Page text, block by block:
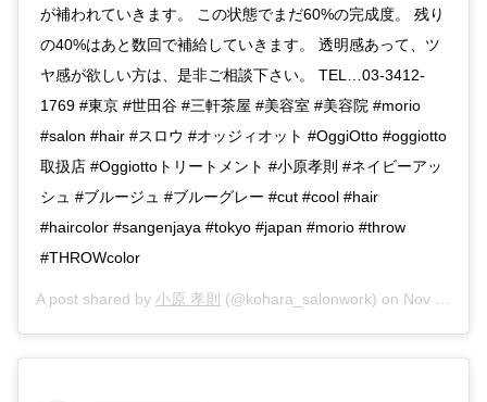
が補われていきます。 この状態でまだ60%の完成度。 残り
の40%はあと数回で補給していきます。 透明感あって、ツ
ヤ感が欲しい方は、是非ご相談下さい。 TEL…03-3412-
1769 #東京 #世田谷 #三軒茶屋 #美容室 #美容院 #morio
#salon #hair #スロウ #オッジィオット #OggiOtto #oggiotto
取扱店 #Oggiottoトリートメント #小原孝則 #ネイビーアッ
シュ #ブルージュ #ブルーグレー #cut #cool #hair
#haircolor #sangenjaya #tokyo #japan #morio #throw
#THROWcolor
A post shared by 小原 孝則 (@kohara_salonwork) on Nov 13, 2016 at 3:35pm PST